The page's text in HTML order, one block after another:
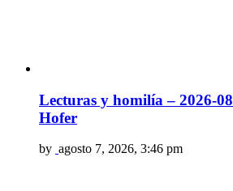
Lecturas y homilía – 2026-
Hofer
by agosto 7, 2026, 3:46 pm